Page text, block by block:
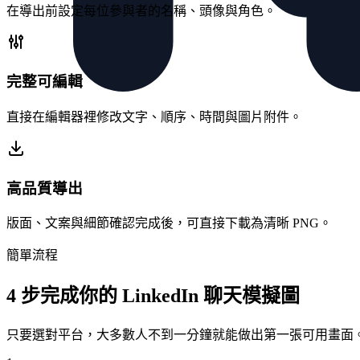
在導出前設定每位參與者的名稱、頭像與角色。
完整可編輯
直接在編輯器裡修改文字、順序、時間與圖片附件。
高品質導出
版面、文案與細節確認完成後，可直接下載為清晰 PNG。
簡單流程
4 步完成你的 LinkedIn 聊天模擬圖
只要選對平台，大多數人不到一分鐘就能做出第一張可用畫面